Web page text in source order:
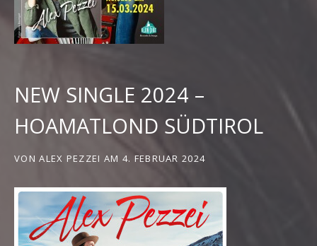
NEW SINGLE 2024 –
HOAMATLOND SÜDTIROL
VONALEX PEZZEI AM 4. FEBRUAR 2024